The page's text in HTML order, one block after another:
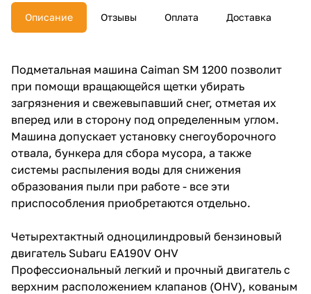
Описание Отзывы Оплата Доставка
Подметальная машина Caiman SM 1200 позволит
при помощи вращающейся щетки убирать
загрязнения и свежевыпавший снег, отметая их
вперед или в сторону под определенным углом.
Машина допускает установку снегоуборочного
отвала, бункера для сбора мусора, а также
системы распыления воды для снижения
образования пыли при работе - все эти
приспособления приобретаются отдельно.
Четырехтактный одноцилиндровый бензиновый
двигатель Subaru EA190V OHV
Профессиональный легкий и прочный двигатель с
верхним расположением клапанов (OHV), кованым
недели